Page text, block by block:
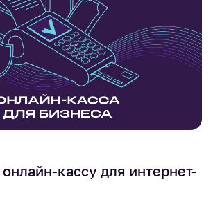
кассу для интернет-